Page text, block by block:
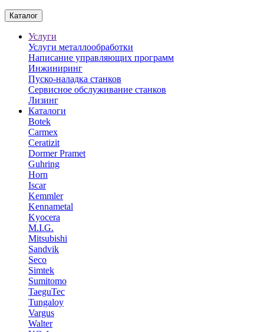
Каталог
Услуги
Услуги металлообработки
Написание управляющих программ
Инжиниринг
Пуско-наладка станков
Сервисное обслуживание станков
Лизинг
Каталоги
Botek
Carmex
Ceratizit
Dormer Pramet
Guhring
Horn
Iscar
Kemmler
Kennametal
Kyocera
M.I.G.
Mitsubishi
Sandvik
Seco
Simtek
Sumitomo
TaeguTec
Tungaloy
Vargus
Walter